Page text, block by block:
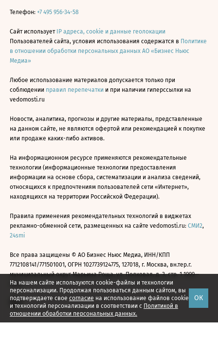
На нашем сайте используются cookie-файлы и технологии
персонализации. Продолжая пользоваться данным сайтом, вы
подтверждаете свое согласие на использование файлов cookie
и технологий персонализации в соответствии с Политикой в
отношении обработки персональных данных.
ОК
Телефон: +7 495 956-34-58
Сайт использует IP адреса, cookie и данные геолокации
Пользователей сайта, условия использования содержатся в Политике
в отношении обработки персональных данных АО «Бизнес Ньюс
Медиа»
Любое использование материалов допускается только при
соблюдении правил перепечатки и при наличии гиперссылки на
vedomosti.ru
Новости, аналитика, прогнозы и другие материалы, представленные
на данном сайте, не являются офертой или рекомендацией к покупке
или продаже каких-либо активов.
На информационном ресурсе применяются рекомендательные
технологии (информационные технологии предоставления
информации на основе сбора, систематизации и анализа сведений,
относящихся к предпочтениям пользователей сети «Интернет»,
находящихся на территории Российской Федерации).
Правила применения рекомендательных технологий в виджетах
рекламно-обменной сети, размещенных на сайте vedomosti.ru: СМИ2,
24smi
Все права защищены © АО Бизнес Ньюс Медиа, ИНН/КПП
7712108141/771501001, ОГРН 1027739124775, 127018, г. Москва, вн.тер.г.
муниципальный округ Марьина Роща, ул. Полковая, д. 3, стр. 1 1999—
2026